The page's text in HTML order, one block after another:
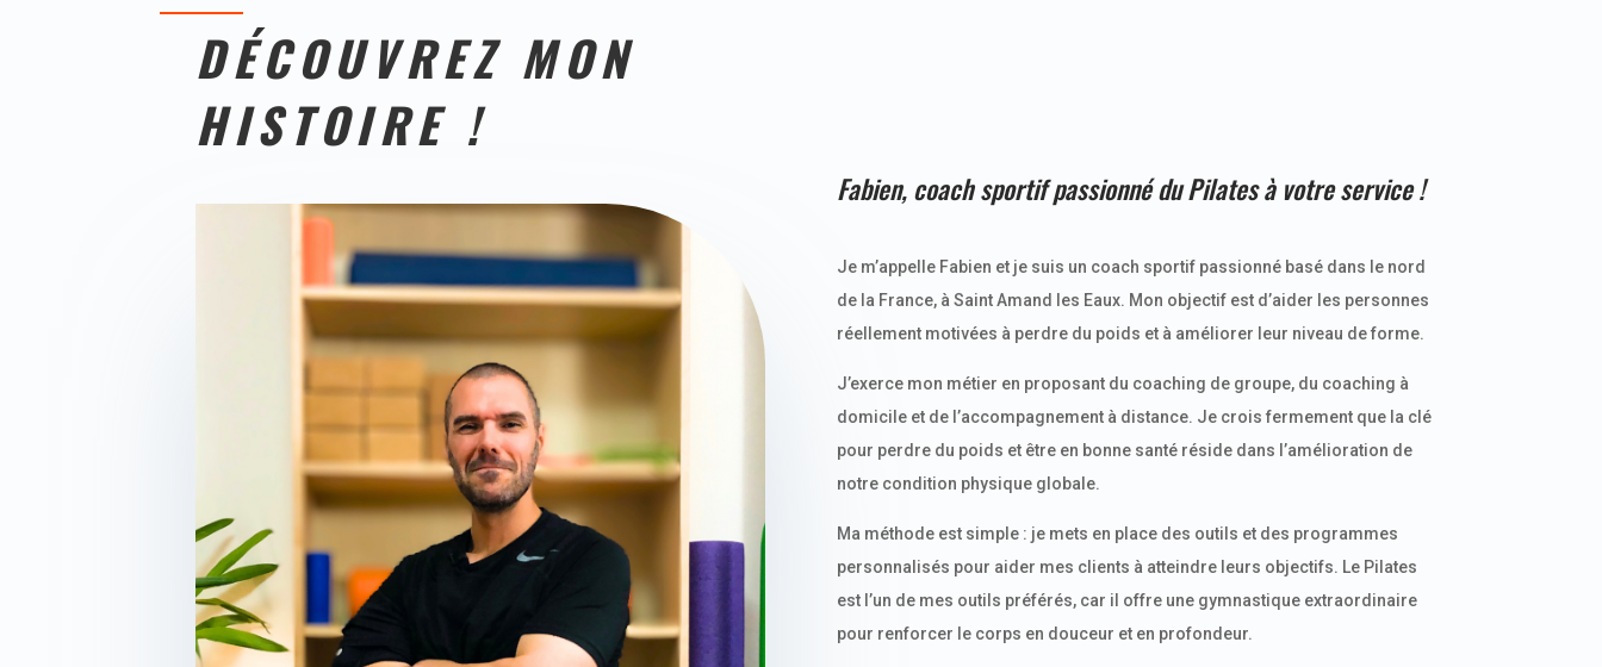
DÉCOUVREZ MON
HISTOIRE !
Fabien, coach sportif passionné du Pilates à votre service !
Je m’appelle Fabien et je suis un coach sportif passionné basé dans le nord
de la France, à Saint Amand les Eaux. Mon objectif est d’aider les personnes
réellement motivées à perdre du poids et à améliorer leur niveau de forme.
J’exerce mon métier en proposant du coaching de groupe, du coaching à
domicile et de l’accompagnement à distance. Je crois fermement que la clé
pour perdre du poids et être en bonne santé réside dans l’amélioration de
notre condition physique globale.
Ma méthode est simple : je mets en place des outils et des programmes
personnalisés pour aider mes clients à atteindre leurs objectifs. Le Pilates
est l’un de mes outils préférés, car il offre une gymnastique extraordinaire
pour renforcer le corps en douceur et en profondeur.